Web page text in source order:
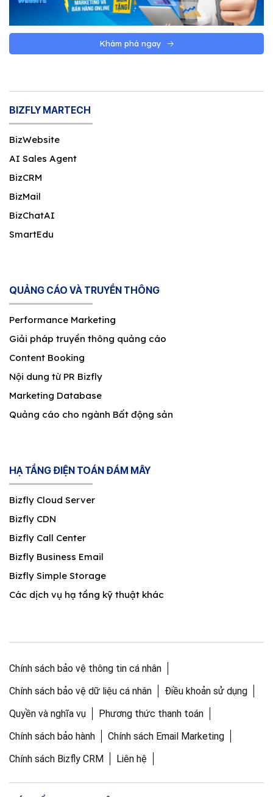
Khám phá ngay
BIZFLY MARTECH
BizWebsite
AI Sales Agent
BizCRM
BizMail
BizChatAI
SmartEdu
QUẢNG CÁO VÀ TRUYỀN THÔNG
Performance Marketing
Giải pháp truyền thông quảng cáo
Content Booking
Nội dung từ PR Bizfly
Marketing Database
Quảng cáo cho ngành Bất động sản
HẠ TẦNG ĐIỆN TOÁN ĐÁM MÂY
Bizfly Cloud Server
Bizfly CDN
Bizfly Call Center
Bizfly Business Email
Bizfly Simple Storage
Các dịch vụ hạ tầng kỹ thuật khác
Chính sách bảo vệ thông tin cá nhân
Chính sách bảo vệ dữ liệu cá nhân
Điều khoản sử dụng
Quyền và nghĩa vụ
Phương thức thanh toán
Chính sách bảo hành
Chính sách Email Marketing
Chính sách Bizfly CRM
Liên hệ